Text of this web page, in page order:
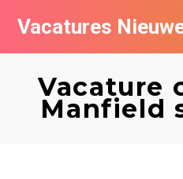
Vacatures
Vacature
Manfield
Vacatures per bedrijf in